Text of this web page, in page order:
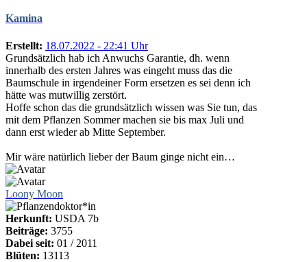
Kamina
Erstellt: 18.07.2022 - 22:41 Uhr
Grundsätzlich hab ich Anwuchs Garantie, dh. wenn
innerhalb des ersten Jahres was eingeht muss das die
Baumschule in irgendeiner Form ersetzen es sei denn ich
hätte was mutwillig zerstört.
Hoffe schon das die grundsätzlich wissen was Sie tun, das
mit dem Pflanzen Sommer machen sie bis max Juli und
dann erst wieder ab Mitte September.
Mir wäre natürlich lieber der Baum ginge nicht ein…
Loony Moon
Herkunft: USDA 7b
Beiträge: 3755
Dabei seit: 01 / 2011
Blüten: 13113